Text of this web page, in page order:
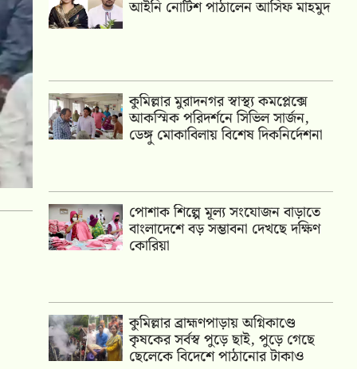
আইনি নোটিশ পাঠালেন আসিফ মাহমুদ
কুমিল্লার মুরাদনগর স্বাস্থ্য কমপ্লেক্সে
আকস্মিক পরিদর্শনে সিভিল সার্জন,
ডেঙ্গু মোকাবিলায় বিশেষ দিকনির্দেশনা
পোশাক শিল্পে মূল্য সংযোজন বাড়াতে
বাংলাদেশে বড় সম্ভাবনা দেখছে দক্ষিণ
কোরিয়া
কুমিল্লার ব্রাহ্মণপাড়ায় অগ্নিকাণ্ডে
কৃষকের সর্বস্ব পুড়ে ছাই, পুড়ে গেছে
ছেলেকে বিদেশে পাঠানোর টাকাও